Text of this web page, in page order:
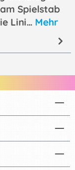
Spielstab
Lini… Mehr